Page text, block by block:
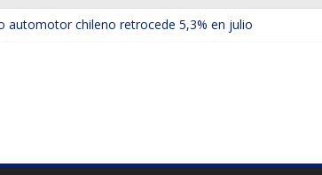
automotor chileno retrocede 5,3% en julio
presentó la recién estrenada Bolden en la Expo
mercado internacional en lanzar la nueva Maxus T70